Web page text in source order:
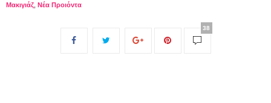
Μακιγιάζ Νέα Προιόντα
38